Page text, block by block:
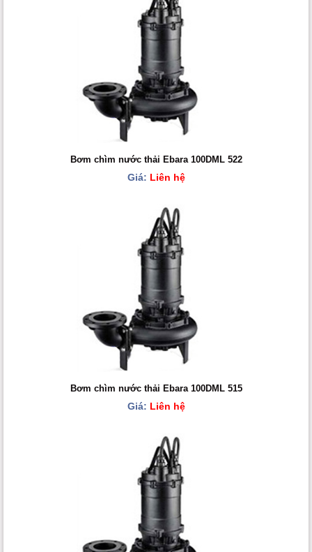
Bơm chìm nước thải Ebara 100DML 522
Giá: Liên hệ
Bơm chìm nước thải Ebara 100DML 515
Giá: Liên hệ